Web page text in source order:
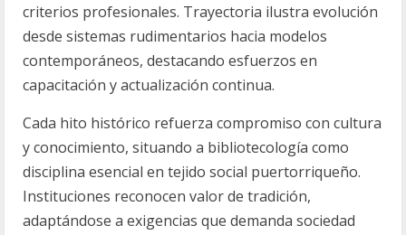
criterios profesionales. Trayectoria ilustra evolución
desde sistemas rudimentarios hacia modelos
contemporáneos, destacando esfuerzos en
capacitación y actualización continua.
Cada hito histórico refuerza compromiso con cultura
y conocimiento, situando a bibliotecología como
disciplina esencial en tejido social puertorriqueño.
Instituciones reconocen valor de tradición,
adaptándose a exigencias que demanda sociedad